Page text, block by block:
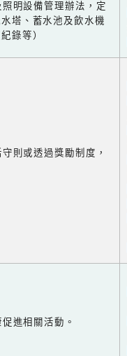
明設備管理辦法，定
塔、蓄水池及飲水機
錄等）
則或透過獎勵制度，
進相關活動。